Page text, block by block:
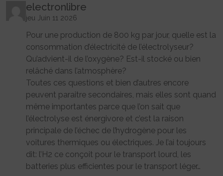
electronlibre
jeu Juin 11 2026
Pour une production de 800 kg par jour, quelle est la
consommation d’électricité de l’électrolyseur?
Qu’advient-il de l’oxygène? Est-il stocké ou bien
relâché dans l’atmosphère?
Toutes ces questions et bien d’autres encore
peuvent paraitre secondaires, mais elles sont quand
même importantes parce que l’on sait que
l’électrolyse est énergivore et c’est la raison
principale de l’échec de l’hydrogène pour les
voitures thermiques ou électriques. Je l’ai toujours
dit: l’H2 ce conçoit pour le transport lourd, les
batteries plus efficientes pour le transport léger…